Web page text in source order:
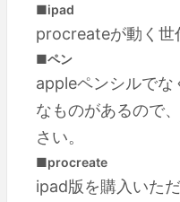
■ipad
procreateが動く世
■ペン
appleペンシルでな
なものがあるので
さい。
■procreate
ipad版を購入いた